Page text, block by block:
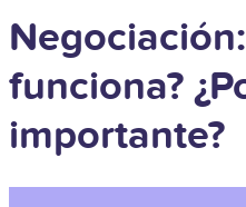
funciona?
importante?